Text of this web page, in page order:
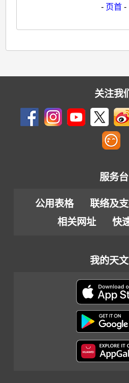
- 页首 -
关注我
服务台
公用表格 联络及
相关网址
快
我的天